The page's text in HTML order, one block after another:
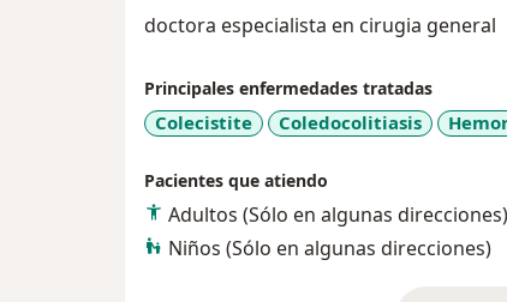
doctora especialista en cirugia general
Principales enfermedades tratadas
Colecistite Coledocolitiasis
Pacientes que atiendo
Adultos (Sólo en algunas direcciones)
Niños (Sólo en algunas direcciones)